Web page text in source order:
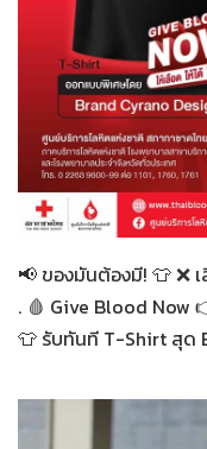
12-03-2569
📢 ของมันต้องมี! 👕 ❌
. 🩸 Give Blood Now
👕 รับทันที T-Shirt สุด